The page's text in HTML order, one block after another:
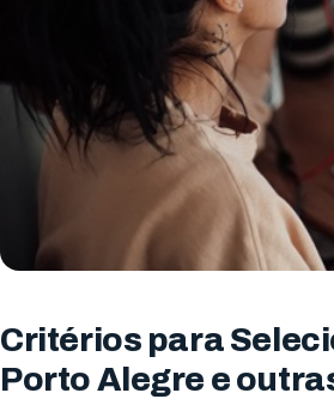
Critérios para
Porto Alegre e